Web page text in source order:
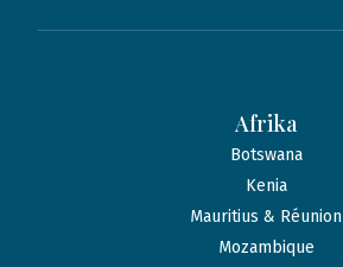
Afrika
Botswana
Kenia
Mauritius & Réunion
Mozambique